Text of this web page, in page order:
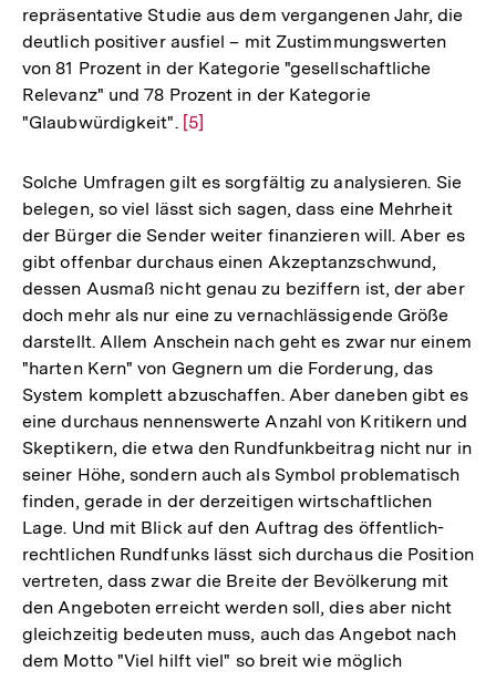
repräsentative Studie aus dem vergangenen Jahr, die
deutlich positiver ausfiel – mit Zustimmungswerten
von 81 Prozent in der Kategorie "gesellschaftliche
Relevanz" und 78 Prozent in der Kategorie
"Glaubwürdigkeit". Zur
der
Fußnote
[5]
Solche Umfragen gilt es sorgfältig zu analysieren. Sie
belegen, so viel lässt sich sagen, dass eine Mehrheit
der Bürger die Sender weiter finanzieren will. Aber es
gibt offenbar durchaus einen Akzeptanzschwund,
dessen Ausmaß nicht genau zu beziffern ist, der aber
doch mehr als nur eine zu vernachlässigende Größe
darstellt. Allem Anschein nach geht es zwar nur einem
"harten Kern" von Gegnern um die Forderung, das
System komplett abzuschaffen. Aber daneben gibt es
eine durchaus nennenswerte Anzahl von Kritikern und
Skeptikern, die etwa den Rundfunkbeitrag nicht nur in
seiner Höhe, sondern auch als Symbol problematisch
finden, gerade in der derzeitigen wirtschaftlichen
Lage. Und mit Blick auf den Auftrag des öffentlich-
rechtlichen Rundfunks lässt sich durchaus die Position
vertreten, dass zwar die Breite der Bevölkerung mit
den Angeboten erreicht werden soll, dies aber nicht
gleichzeitig bedeuten muss, auch das Angebot nach
dem Motto "Viel hilft viel" so breit wie möglich